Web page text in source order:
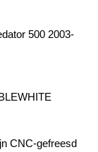
500 2003-
CNC-gefreesd